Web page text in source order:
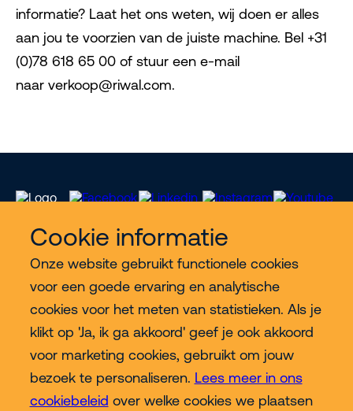
Cookie informatie
Onze website gebruikt functionele cookies
voor een goede ervaring en analytische
cookies voor het meten van statistieken. Als je
klikt op 'Ja, ik ga akkoord' geef je ook akkoord
voor marketing cookies, gebruikt om jouw
bezoek te personaliseren. Lees meer in ons
cookiebeleid over welke cookies we plaatsen
informatie? Laat het ons weten, wij doen er alles
aan jou te voorzien van de juiste machine. Bel +31
(0)78 618 65 00 of stuur een e-mail
naar verkoop@riwal.com.
Meer Riwal
Industries
Contact